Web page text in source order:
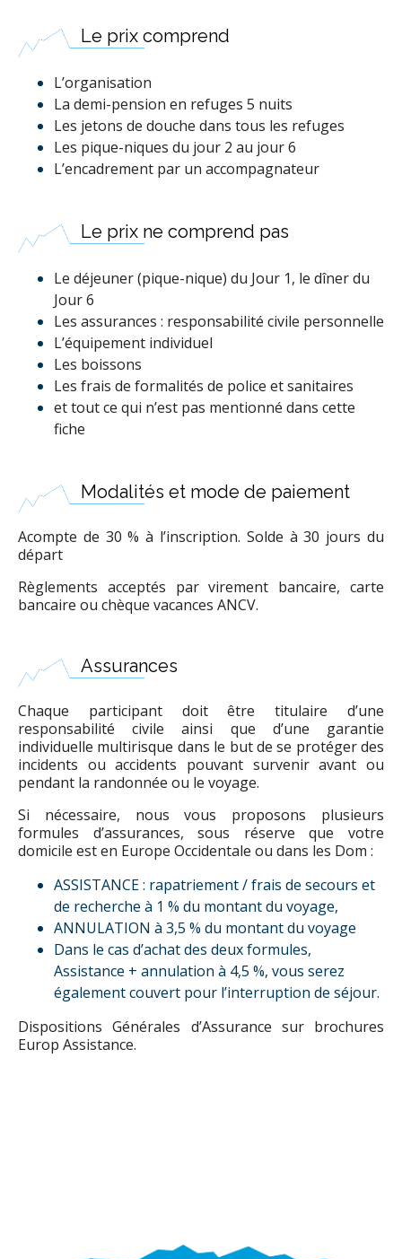
Le prix comprend
L’organisation
La demi-pension en refuges 5 nuits
Les jetons de douche dans tous les refuges
Les pique-niques du jour 2 au jour 6
L’encadrement par un accompagnateur
Le prix ne comprend pas
Le déjeuner (pique-nique) du Jour 1, le dîner du
Jour 6
Les assurances : responsabilité civile personnelle
L’équipement individuel
Les boissons
Les frais de formalités de police et sanitaires
et tout ce qui n’est pas mentionné dans cette
fiche
Modalités et mode de paiement
Acompte de 30 % à l’inscription. Solde à 30 jours du
départ
Règlements acceptés par virement bancaire, carte
bancaire ou chèque vacances ANCV.
Assurances
Chaque participant doit être titulaire d’une
responsabilité civile ainsi que d’une garantie
individuelle multirisque dans le but de se protéger des
incidents ou accidents pouvant survenir avant ou
pendant la randonnée ou le voyage.
Si nécessaire, nous vous proposons plusieurs
formules d’assurances, sous réserve que votre
domicile est en Europe Occidentale ou dans les Dom :
ASSISTANCE : rapatriement / frais de secours et
de recherche à 1 % du montant du voyage,
ANNULATION à 3,5 % du montant du voyage
Dans le cas d’achat des deux formules,
Assistance + annulation à 4,5 %, vous serez
également couvert pour l’interruption de séjour.
Dispositions Générales d’Assurance sur brochures
Europ Assistance.